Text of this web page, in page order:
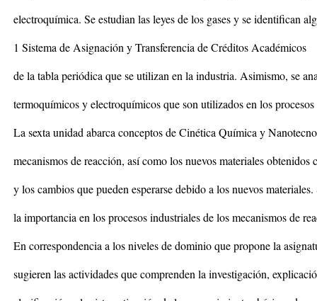
electroquímica. Se estudian las leyes de los gases y se identifican
1 Sistema de Asignación y Transferencia de Créditos Académicos
de la tabla periódica que se utilizan en la industria. Asimismo, se
termoquímicos y electroquímicos que son utilizados en los
La sexta unidad abarca conceptos de Cinética Química y
mecanismos de reacción, así como los nuevos materiales obtenidos
y los cambios que pueden esperarse debido a los nuevos materiales.
la importancia en los procesos industriales de los mecanismos de
En correspondencia a los niveles de dominio que propone la
sugieren las actividades que comprenden la investigación,